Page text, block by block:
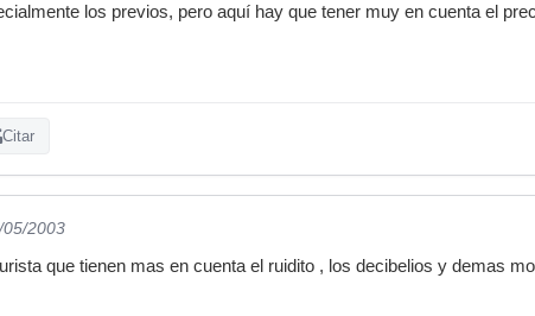
los previos, pero aquí hay que tener muy en cuenta el
Citar
05/2003
que tienen mas en cuenta el ruidito , los decibelios y demas